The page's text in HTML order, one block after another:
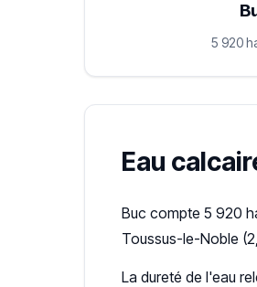
5 920
Eau
Buc compte 5 920
Toussus-le-Noble
La dureté de l'eau